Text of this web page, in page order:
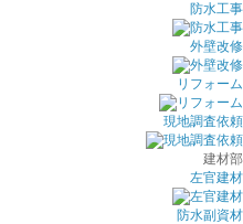
防水工事
外壁改修
リフォーム
現地調査依頼
建材部
左官建材
防水副資材